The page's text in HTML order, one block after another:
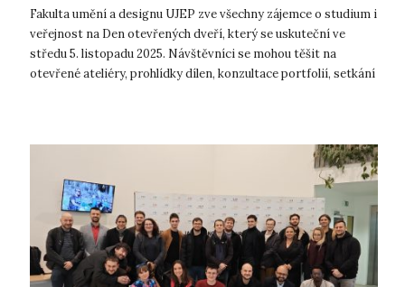
Fakulta umění a designu UJEP zve všechny zájemce o studium i
veřejnost na Den otevřených dveří, který se uskuteční ve
středu 5. listopadu 2025. Návštěvníci se mohou těšit na
otevřené ateliéry, prohlídky dílen, konzultace portfolií, setkání